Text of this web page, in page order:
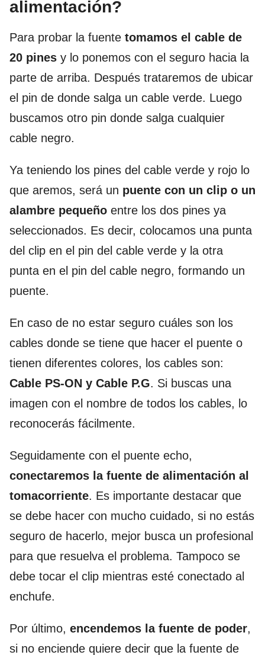
alimentación?
Para probar la fuente tomamos el cable de
20 pines y lo ponemos con el seguro hacia la
parte de arriba. Después trataremos de ubicar
el pin de donde salga un cable verde. Luego
buscamos otro pin donde salga cualquier
cable negro.
Ya teniendo los pines del cable verde y rojo lo
que aremos, será un puente con un clip o un
alambre pequeño entre los dos pines ya
seleccionados. Es decir, colocamos una punta
del clip en el pin del cable verde y la otra
punta en el pin del cable negro, formando un
puente.
En caso de no estar seguro cuáles son los
cables donde se tiene que hacer el puente o
tienen diferentes colores, los cables son:
Cable PS-ON y Cable P.G. Si buscas una
imagen con el nombre de todos los cables, lo
reconocerás fácilmente.
Seguidamente con el puente echo,
conectaremos la fuente de alimentación al
tomacorriente. Es importante destacar que
se debe hacer con mucho cuidado, si no estás
seguro de hacerlo, mejor busca un profesional
para que resuelva el problema. Tampoco se
debe tocar el clip mientras esté conectado al
enchufe.
Por último, encendemos la fuente de poder,
si no enciende quiere decir que la fuente de